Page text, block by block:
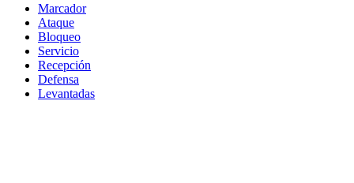
Marcador
Ataque
Bloqueo
Servicio
Recepción
Defensa
Levantadas